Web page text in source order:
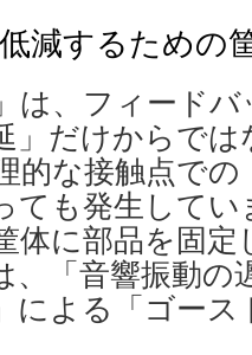
減するための
は、フィード
」だけからで
的な接触点で
ても発生して
体に部品を固
、「音響振動の
による「ゴー